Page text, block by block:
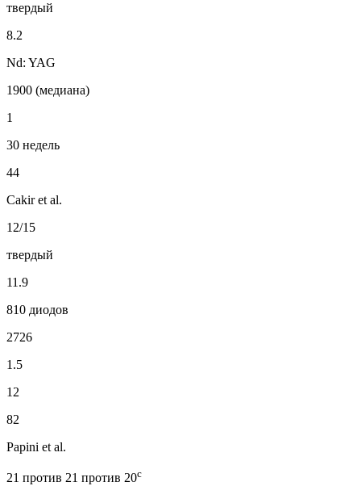
твердый
8.2
Nd: YAG
1900 (медиана)
1
30 недель
44
Cakir et al.
12/15
твердый
11.9
810 диодов
2726
1.5
12
82
Papini et al.
21 против 21 против 20c